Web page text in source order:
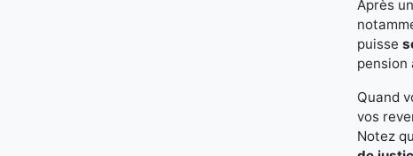
Après
puisse
pension
Quand
vos
Notez